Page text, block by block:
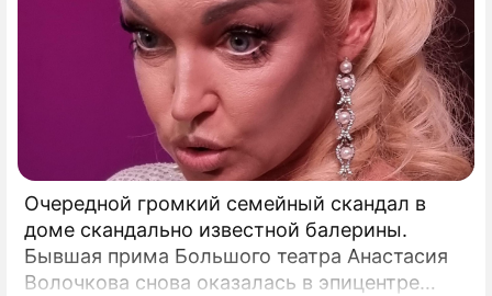
Очередной громкий семейный скандал в
доме скандально известной балерины.
Бывшая прима Большого театра Анастасия
Волочкова снова оказалась в эпицентре